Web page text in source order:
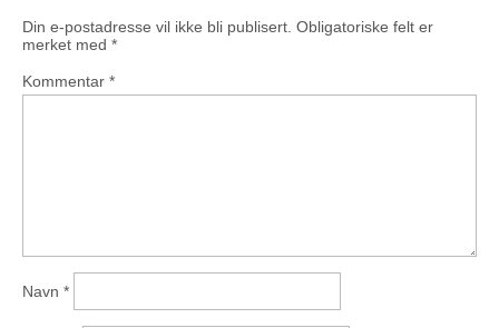
Din e-postadresse vil ikke bli publisert. Obligatoriske felt er
merket med *
Kommentar *
Navn *